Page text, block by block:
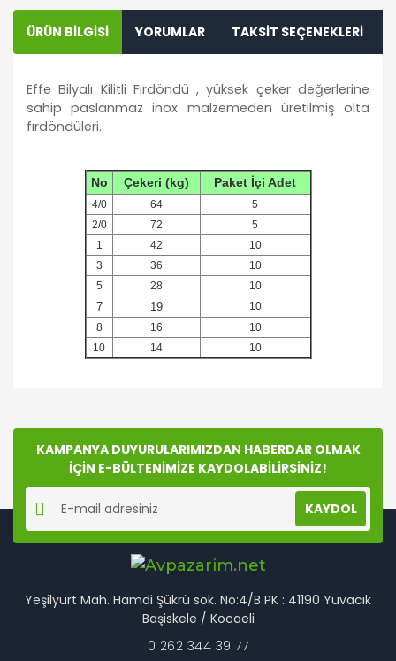
ÜRÜN BİLGİSİ YORUMLAR TAKSİT SEÇENEKLERİ
Effe Bilyalı Kilitli Fırdöndü , yüksek çeker değerlerine
sahip paslanmaz inox malzemeden üretilmiş olta
fırdöndüleri.
No Çekeri (kg) Paket İçi Adet
4/0 64
5
2/0
72
5
1
42
10
3
36
10
5
28 10
7 19
10
8
16
10
10
14 10
Yorum Yaz
formunu kullanarak tarafımıza iletebilirsiniz.
Görüş ve önerileriniz için teşekkür ederiz.
Ürün resmi kalitesiz, bozuk veya görüntülenemiyor.
Ürün açıklamasında eksik bilgiler bulunuyor.
Ürün bilgilerinde hatalar bulunuyor.
Ürün fiyatı diğer sitelerden daha pahalı.
Bu ürüne benzer farklı alternatifler olmalı.
KAMPANYA DUYURULARIMIZDAN HABERDAR OLMAK
İÇİN E-BÜLTENİMİZE KAYDOLABİLİRSİNİZ!
KAYDOL
Yeşilyurt Mah. Hamdi Şükrü sok. No:4/B PK : 41190 Yuvacık
Başiskele / Kocaeli
0 262 344 39 77